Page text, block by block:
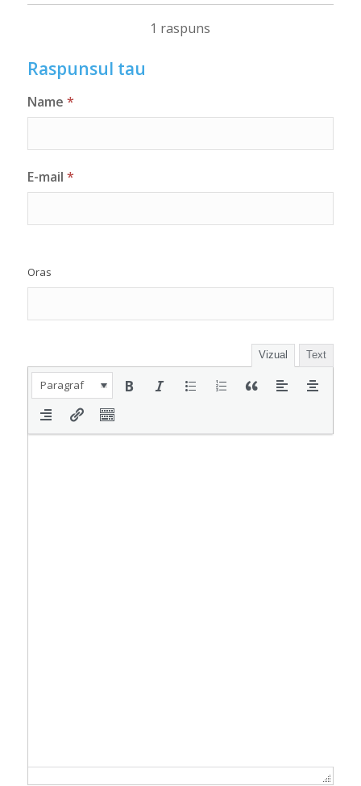
1 raspuns
Raspunsul tau
Name *
E-mail *
Oras
Vizual Text
Paragraf